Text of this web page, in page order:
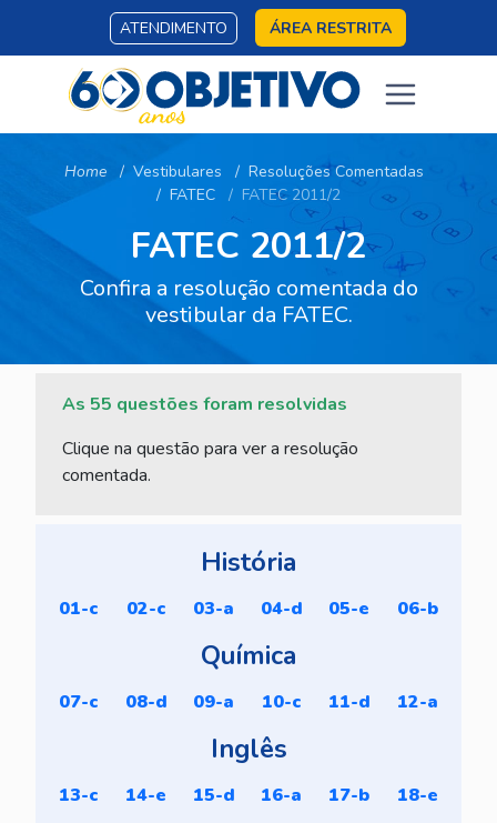
ATENDIMENTO ÁREA RESTRITA
Home Vestibulares
Resoluções Comentadas
FATEC
FATEC 2011/2
FATEC 2011/2
Confira a resolução comentada do
vestibular da FATEC.
As 55 questões foram resolvidas
Clique na questão para ver a resolução
comentada.
História
01-c 02-c 03-a 04-d 05-e 06-b
Química
07-c 08-d 09-a 10-c 11-d 12-a
Inglês
13-c 14-e 15-d 16-a 17-b 18-e